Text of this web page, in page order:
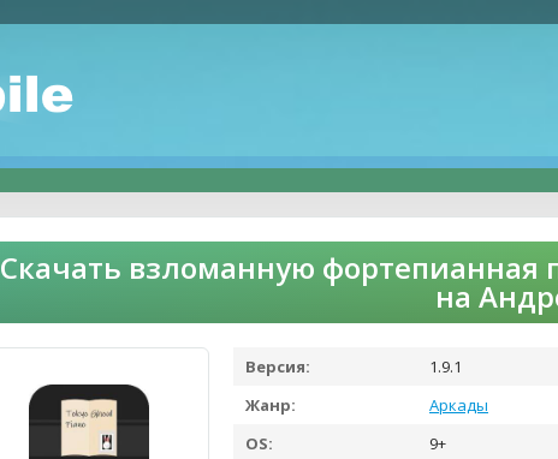
Скачать взломанную фортепианная
на
Версия:
1.9.1
Жанр:
Аркады
OS:
9+